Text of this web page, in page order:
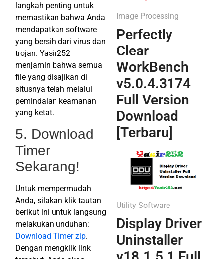
langkah penting untuk
memastikan bahwa Anda
mendapatkan software
yang bersih dari virus dan
trojan. Yasir252
menjamin bahwa semua
file yang disajikan di
situsnya telah melalui
pemindaian keamanan
yang ketat.
5. Download
Timer
Sekarang!
Untuk mempermudah
Anda, silakan klik tautan
berikut ini untuk langsung
melakukan unduhan:
Download Timer zip.
Dengan mengklik link
Image Processing
Perfectly
Clear
WorkBench
v5.0.4.3174
Full Version
Download
[Terbaru]
Utility Software
Display Driver
Uninstaller